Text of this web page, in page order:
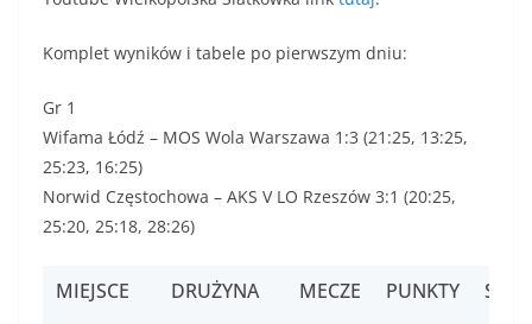
Komplet wyników i tabele po pierwszym dniu:
Gr 1
Wifama Łódź – MOS Wola Warszawa 1:3 (21:25, 13:25,
25:23, 16:25)
Norwid Częstochowa – AKS V LO Rzeszów 3:1 (20:25,
25:20, 25:18, 28:26)
MIEJSCE DRUŻYNA MECZE PUNKTY SETY